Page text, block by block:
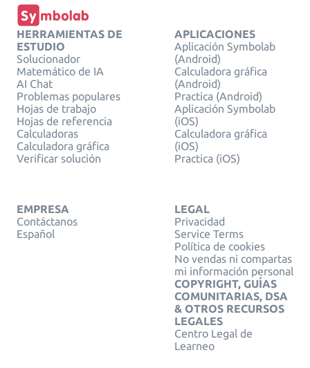
HERRAMIENTAS DE
ESTUDIO
Solucionador
Matemático de IA
AI Chat
Problemas populares
Hojas de trabajo
Hojas de referencia
Calculadoras
Calculadora gráfica
Verificar solución
APLICACIONES
Aplicación Symbolab
(Android)
Calculadora gráfica
(Android)
Practica (Android)
Aplicación Symbolab
(iOS)
Calculadora gráfica
(iOS)
Practica (iOS)
EMPRESA
Contáctanos
Español
LEGAL
Privacidad
Service Terms
Política de cookies
No vendas ni compartas
mi información personal
COPYRIGHT, GUÍAS
COMUNITARIAS, DSA
& OTROS RECURSOS
LEGALES
Centro Legal de
Learneo